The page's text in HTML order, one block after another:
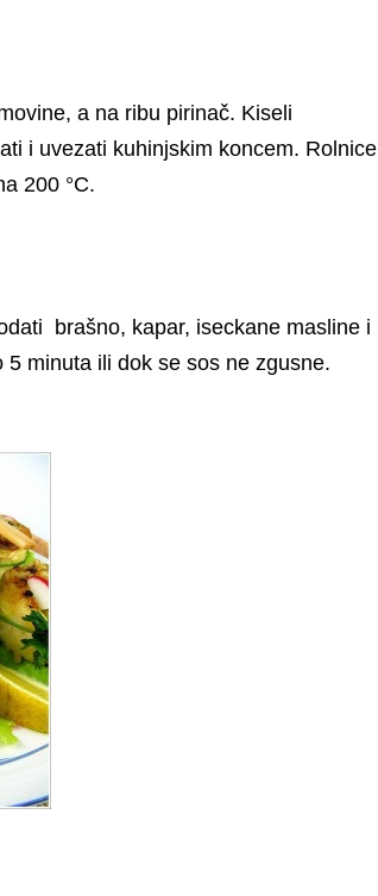
a na ribu pirinač. Kiseli
i uvezati kuhinjskim koncem. Rolnice
200 °C.
brašno, kapar, iseckane masline i
minuta ili dok se sos ne zgusne.